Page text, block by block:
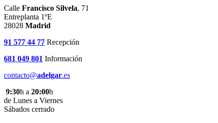
Calle Francisco Silvela, 71
Entreplanta 1ºE
28028 Madrid
91 577 44 77 Recepción
681 049 801 Información
contacto@adelgar.es
9:30h a 20:00h
de Lunes a Viernes
Sábados cerrado